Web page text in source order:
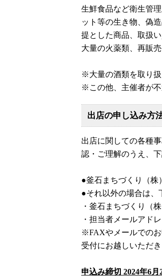
生鮮食品など衛生管
ット等の生き物、偽
提とした商品、取扱
大量の火薬類、再販
※大量の酒類を取り
※この他、主催者が
出店の申し込み方
出店に関しての各種
認・ご理解のうえ、
●釜石まちづくり（株
●それ以外の場合は、
・釜石まちづくり（
・担当者メールアド
※FAXやメールでのお
受付にお越しいただ
申込み締切 2024年6月